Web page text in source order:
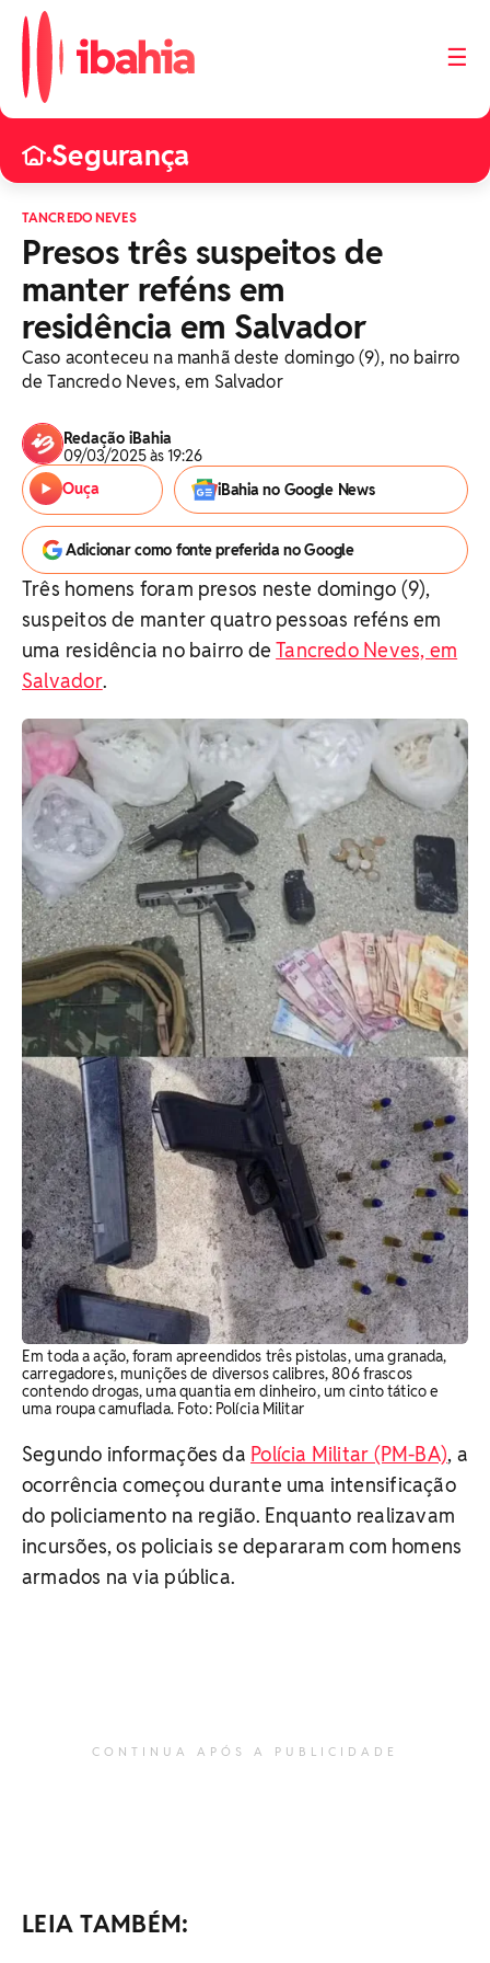
☰
•Segurança
TANCREDO NEVES
Presos três suspeitos de
manter reféns em
residência em Salvador
Caso aconteceu na manhã deste domingo (9), no bairro
de Tancredo Neves, em Salvador
Redação iBahia
09/03/2025 às 19:26
Ouça
iBahia no Google News
Adicionar como fonte preferida no Google
Três homens foram presos neste domingo (9),
suspeitos de manter quatro pessoas reféns em
uma residência no bairro deTancredo Neves, em
Salvador.
Em toda a ação, foram apreendidos três pistolas, uma granada,
carregadores, munições de diversos calibres, 806 frascos
contendo drogas, uma quantia em dinheiro, um cinto tático e
uma roupa camuflada. Foto: Polícia Militar
Segundo informações da Polícia Militar (PM-BA), a
ocorrência começou durante uma intensificação
do policiamento na região. Enquanto realizavam
incursões, os policiais se depararam com homens
armados na via pública.
CONTINUA APÓS A PUBLICIDADE
LEIA TAMBÉM: